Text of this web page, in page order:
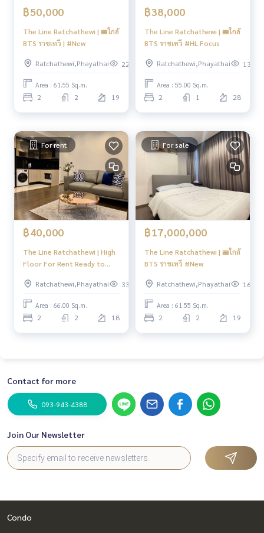
฿50,000
The Line Ratchathewi | 🚝ใกล้
BTS ราชเทวี | #New
Ratchathewi,Phayathai 223
Area : 61.55 Sq.m.
2 2 19
฿38,000
The Line Ratchathewi | 🚝ใกล้
BTS ราชเทวี #HL Focus
Ratchathewi,Phayathai 134
Area : 55.00 Sq.m.
2 1 28
For rent
฿40,000
The Line Ratchathewi | High
Floor For Rent Ready to
Ratchathewi,Phayathai
330
Area : 66.00 Sq.m.
2 2 18
For sale
฿17,000,000
The Line Ratchathewi | 🚝ใกล้
BTS ราชเทวี #New
Ratchathewi,Phayathai 161
Area : 61.55 Sq.m.
2 2 19
Contact for more
093-943-4388
Join Our Newsletter
Condo